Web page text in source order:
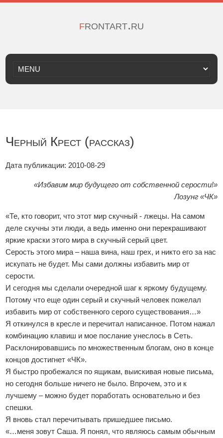
frontart.ru
Черный Крест (рассказ)
Дата публикации: 2010-08-29
«Избавим мир будущего от собственной серости!»
Лозунг «ЧК»
«Те, кто говорит, что этот мир скучный - лжецы. На самом
деле скучны эти люди, а ведь именно они перекрашивают
яркие краски этого мира в скучный серый цвет.
Серость этого мира – наша вина, наш грех, и никто его за нас
искупать не будет. Мы сами должны избавить мир от
серости.
И сегодня мы сделали очередной шаг к яркому будущему.
Потому что еще один серый и скучный человек пожелал
избавить мир от собственного серого существования…»
Я откинулся в кресле и перечитал написанное. Потом нажал
комбинацию клавиш и мое послание унеслось в Сеть.
Расклонировавшись по множественным блогам, оно в конце
концов достигнет «ЧК».
Я быстро пробежался по ящикам, выискивая новые письма,
но сегодня больше ничего не было. Впрочем, это и к
лучшему – можно будет поработать основательно и без
спешки.
Я вновь стал перечитывать пришедшее письмо.
«…меня зовут Саша. Я понял, что являюсь самым обычным